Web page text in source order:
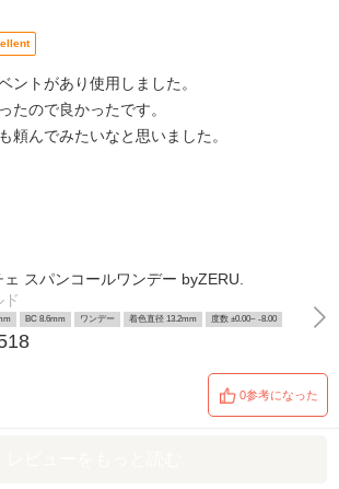
ントがあり使用しました。
たので良かったです。
頼んでみたいなと思いました。
ェ スパンコールワンデー byZERU.
ド
BC 8.6mm ワンデー 着色直径 13.2mm 度数 ±0.00~ -8.00
0参考になった